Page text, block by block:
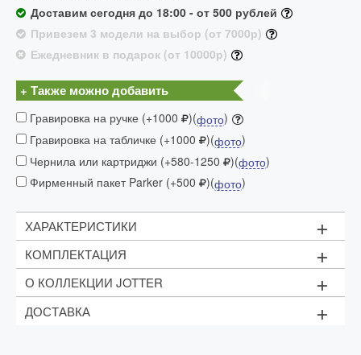
Доставим сегодня до 18:00 - от 500 рублей
Привезем 3 модели на выбор (от 7000р)
Ежедневник в подарок (от 10000р)
+ Также можно добавить
Гравировка на ручке (+1000 )(фото)
Гравировка на табличке (+1000
)(фото)
Чернила или картриджи (+580-1250
)(фото)
Фирменный пакет Parker (+500
)(фото)
ХАРАКТЕРИСТИКИ +
с колпачком
Материал:
детали корпуса
КОМПЛЕКТАЦИЯ +
1 картридж синего цвета
Фирменный футляр
О КОЛЛЕКЦИИ JOTTER +
Jotter – одна из самых демократичных коллекций в
ДОСТАВКА +